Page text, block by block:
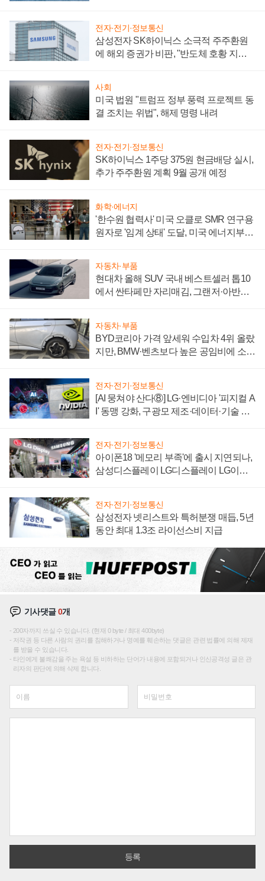
전자·전기·정보통신
삼성전자 SK하이닉스 소극적 주주환원
에 해외 증권가 비판, "반도체 호황 지속
사회
미국 법원 "트럼프 정부 풍력 프로젝트 동
결 조치는 위법", 해제 명령 내려
전자·전기·정보통신
SK하이닉스 1주당 375원 현금배당 실시,
추가 주주환원 계획 9월 공개 예정
화학·에너지
'한수원 협력사' 미국 오클로 SMR 연구용
원자로 '임계 상태' 도달, 미국 에너지부
자동차·부품
현대차 올해 SUV 국내 베스트셀러 톱10
에서 싼타페만 자리매김, 그랜저·아반떼
자동차·부품
BYD코리아 가격 앞세워 수입차 4위 올랐
지만, BMW·벤츠보다 높은 공임비에 소비
전자·전기·정보통신
[AI 뭉쳐야 산다⑧] LG·엔비디아 '피지컬 A
I' 동맹 강화, 구광모 제조·데이터·기술 결
전자·전기·정보통신
아이폰18 '메모리 부족'에 출시 지연되나,
삼성디스플레이 LG디스플레이 LG이노
전자·전기·정보통신
삼성전자 넷리스트와 특허분쟁 매듭, 5년
동안 최대 1.3조 라이선스비 지급
기사댓글0개
200자까지 쓰실 수 있습니다. (현재 0 byte / 최대 400byte)
저작권 등 다른 사람의 권리를 침해하거나 명예를 훼손하는 댓글은 관련 법률에 의해 제재
를 받을 수 있습니다.
타인에게 불쾌감을 주는 욕설 등 비하하는 단어가 내용에 포함되거나 인신공격성 글은 관
리자의 판단에 의해 삭제 합니다.